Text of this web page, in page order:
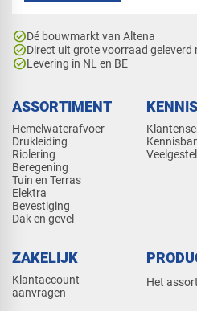
ASSORTIMENT
Hemelwaterafvoer
Drukleiding
Riolering
Beregening
Tuin en Terras
Elektra
Bevestiging
Dak en gevel
ZAKELIJK
Klantaccount
aanvragen
Het
check_circleDé bouwmarkt van Altena
check_circleDirect uit grote voorraad geleverd
check_circleLevering in NL en BE